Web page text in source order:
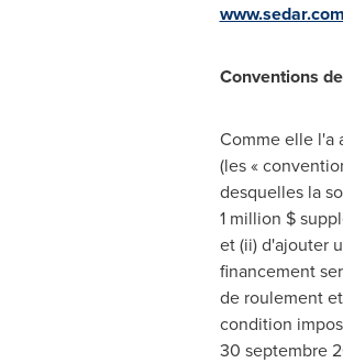
www.sedar.com
Conventions
Comme elle l'a
(les «
desquelles la
1 million $
et (ii) d'ajouter
financement
de roulement
condition
30 septembre